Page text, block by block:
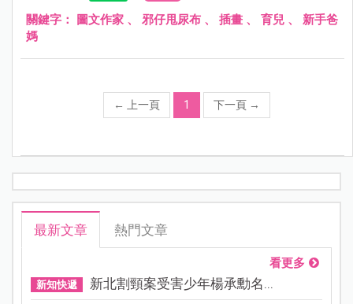
關鍵字： 圖文作家 、 邪仔甩尿布 、 插畫 、 育兒 、 新手爸
媽
← 上一頁 1 下一頁 →
最新文章 熱門文章
看更多
新知快遞 新北割頸案受害少年楊承勳名...